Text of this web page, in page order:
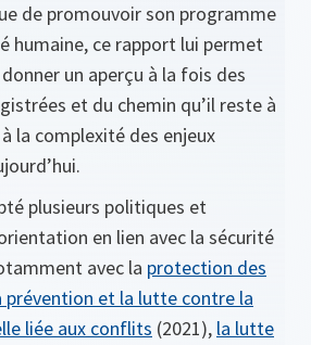
de promouvoir son programme
humaine, ce rapport lui permet
un aperçu à la fois des
et du chemin qu’il reste à
la complexité des enjeux
plusieurs politiques et
en lien avec la sécurité
avec la protection des
prévention et la lutte contre la
liée aux conflits (2021), la lutte